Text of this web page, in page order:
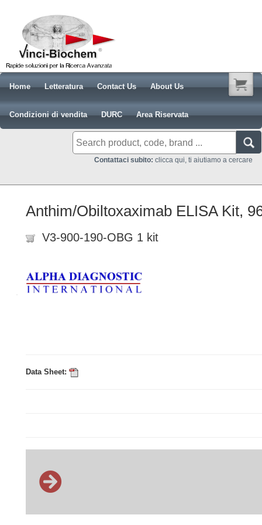
Home Letteratura Contact Us About Us
Condizioni di vendita DURC Area Riservata
Contattaci subito: clicca qui, ti aiutiamo a cercare
Anthim/Obiltoxaximab ELISA Kit,
V3-900-190-OBG 1 kit
Data Sheet: